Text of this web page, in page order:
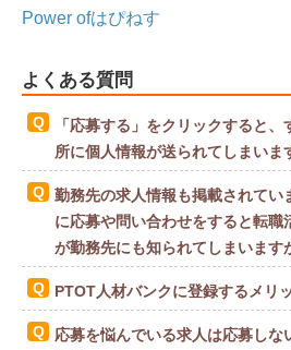
Power ofはぴねす
よくある質問
「応募する」をクリックすると
所に個人情報が送られてしまいま
勤務先の求人情報も掲載されてい
に応募や問い合わせをすると転職
が勤務先にも知られてしまいます
PTOT人材バンクに登録するメリ
応募を悩んでいる求人は応募しな